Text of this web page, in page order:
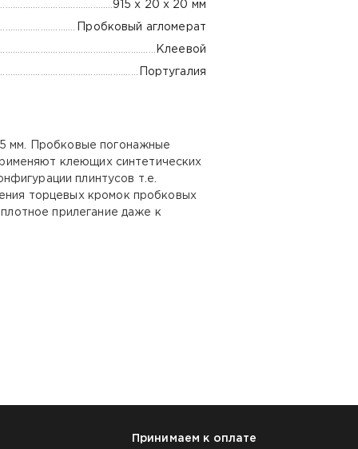
915 х 20 х 20 мм
Пробковый агломерат
Клеевой
Португалия
мм. Пробковые погонажные
клеющих синтетических
плинтусов т.е.
торцевых кромок пробковых
прилегание даже к
Принимаем к оплате